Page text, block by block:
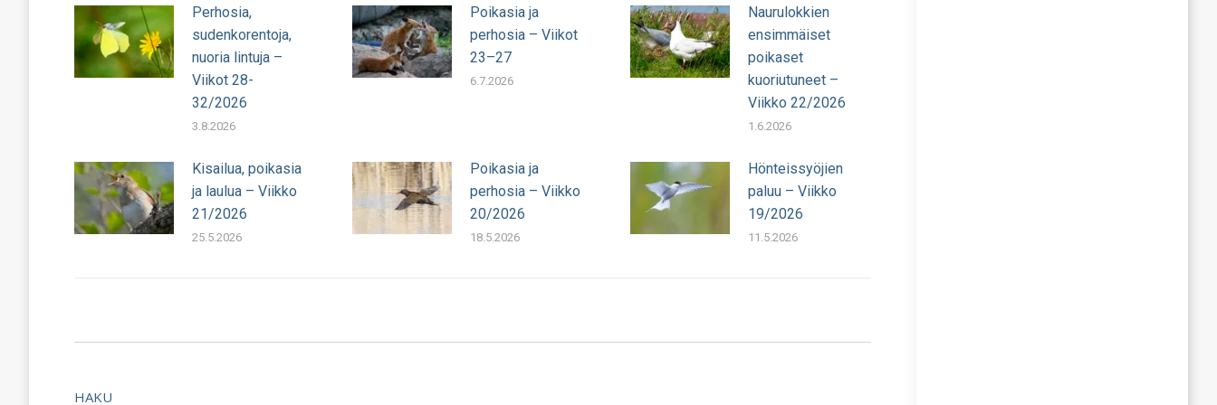
Perhosia,
sudenkorentoja,
nuoria lintuja –
Viikot 28-
32/2026
3.8.2026
Poikasia ja
perhosia – Viikot
23–27
6.7.2026
Naurulokkien
ensimmäiset
poikaset
kuoriutuneet –
Viikko 22/2026
1.6.2026
Kisailua, poikasia
ja laulua – Viikko
21/2026
25.5.2026
Poikasia ja
perhosia – Viikko
20/2026
18.5.2026
Hönteissyöjien
paluu – Viikko
19/2026
11.5.2026
HAKU